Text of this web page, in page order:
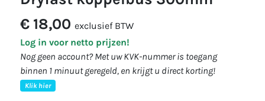
€ 18,00 exclusief BTW
Log in voor netto prijzen!
Nog geen account? Met uw KVK-nummer is toegang
binnen 1 minuut geregeld, en krijgt u direct korting!
Klik hier